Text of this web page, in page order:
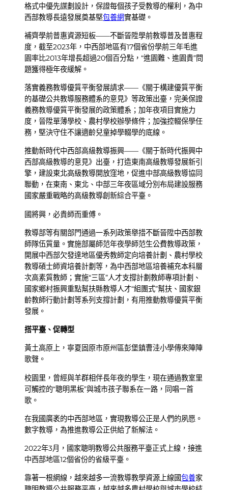
格式中優先謀劃設計，保證每個孩子受教導的權利，為中
西部教導長遠發展奠基堅包養網實基礎。
補齊學前普惠資源短板——不斷晉陞學前教導普及普惠程
度，截至2023年，中西部地區有17個省份學前三年毛進
園率比2013年增長超過20個百分點，“進園難、進園貴”問
題獲得極年夜緩解。
落實義務教導優質平衡發展請求——《關于構建優質平衡
的基礎公共教導服務體系的意見》等政策出臺，完美保證
義務教導優質平衡發展的政策體系；加年夜項目實施力
度，晉陞單薄學校、農村學校辦學條件；加強控輟保學任
務，堅決守住不讓適齡兒童掉學輟學的底線。
推動新時代中西部高級教導振興——《關于新時代振興中
西部高級教導的意見》出臺，打造東南高級教導發展新引
擎，建設東北高級教導開放窪地，促進中部高級教導協同
聯動，在東南、東北、中部三年夜區域分別布局建設服務
國家嚴重戰略的高級教導創新綜合平臺。
國將興，必貴師而重傅。
教導部等有關部門通過一系列政策舉措不斷晉陞中西部教
師隊伍質量。實施部屬師范年夜學師范生公費教導政策，
開展中西部欠發達地區優秀教師定向培養計劃、農村學校
教導碩士師資培養計劃等，為中西部地區培養補充本科層
次高素質教師；實施“三區”人才支撐計劃教師專項計劃、
國家鄉村振興重點幫扶縣教導人才“組團式”幫扶、國家銀
齡教師行動計劃等系列支撐計劃，有用推動教導優質平衡
發展。
搭平臺、促轉型
黃土高原上，寧夏固原市原州區彭堡鎮曹洼小學傳來陣陣
歌聲。
校園里，曾經與羊群相伴長年夜的學生，現在通過教室里
可觸控的“聰明黑板”與城市孩子聯系在一路，同唱一首
歌。
在我國廣袤的中西部地區，實現教導公正是人們的夙愿。
數字教導，為推進教導公正供給了新解法。
2022年3月，國家聰明教導公共服務平臺正式上線，接進
中西部地區12個省份的省級平臺。
靠著一根網線，越來越多一流教導教學資源上線國包養家